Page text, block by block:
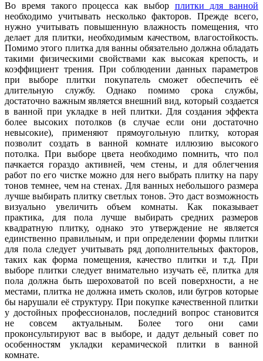
Во время такого процесса как выбор плитки для ванной
необходимо учитывать несколько факторов. Прежде всего,
нужно учитывать повышенную влажность помещения, что
делает для плитки, необходимым качеством, влагостойкость.
Помимо этого плитка для ванны обязательно должна обладать
такими физическими свойствами как высокая крепость, и
коэффициент трения. При соблюдении данных параметров
при выборе плитки покупатель сможет обеспечить её
длительную службу. Однако помимо срока службы,
достаточно важным является внешний вид, который создается
в ванной при укладке в ней плитки. Для создания эффекта
более высоких потолков (в случае если они достаточно
невысокие), применяют прямоугольную плитку, которая
позволит создать в ванной комнате иллюзию высокого
потолка. При выборе цвета необходимо помнить, что пол
пачкается гораздо активней, чем стены, и для облегчения
работ по его чистке можно для него выбрать плитку на пару
тонов темнее, чем на стенах. Для ванных небольшого размера
лучше выбирать плитку светлых тонов. Это даст возможность
визуально увеличить объем комнаты. Как показывает
практика, для пола лучше выбирать средних размеров
квадратную плитку, однако это утверждение не является
единственно правильным, и при определении формы плитки
для пола следует учитывать ряд дополнительных факторов,
таких как форма помещения, качество плитки и т.д. При
выборе плитки следует внимательно изучать её, плитка для
пола должна быть шероховатой по всей поверхности, а не
местами, плитка не должна иметь сколов, или бугров которые
бы нарушали её структуру. При покупке качественной плитки
у достойных профессионалов, последний вопрос становится
не совсем актуальным. Более того они сами
проконсультируют вас в выборе, и дадут дельный совет по
особенностям укладки керамической плитки в ванной
комнате.